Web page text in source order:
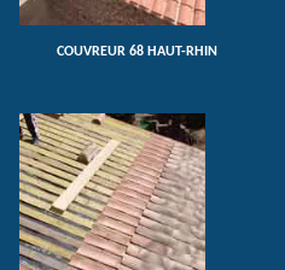
COUVREUR 68 HAUT-RHIN